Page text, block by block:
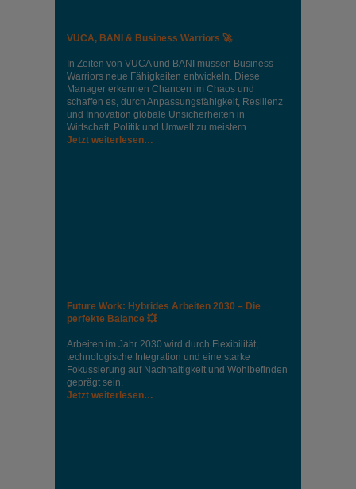
VUCA, BANI & Business Warriors 🚀
In Zeiten von VUCA und BANI müssen Business
Warriors neue Fähigkeiten entwickeln. Diese
Manager erkennen Chancen im Chaos und
schaffen es, durch Anpassungsfähigkeit, Resilienz
und Innovation globale Unsicherheiten in
Wirtschaft, Politik und Umwelt zu meistern…
Jetzt weiterlesen…
Future Work: Hybrides Arbeiten 2030 – Die
perfekte Balance 💥
Arbeiten im Jahr 2030 wird durch Flexibilität,
technologische Integration und eine starke
Fokussierung auf Nachhaltigkeit und Wohlbefinden
geprägt sein.
Jetzt weiterlesen…